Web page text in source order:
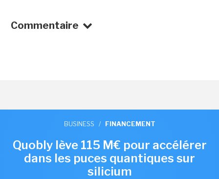
Commentaire
BUSINESS / FINANCEMENT
Quobly lève 115 M€ pour accélérer
dans les puces quantiques sur
silicium